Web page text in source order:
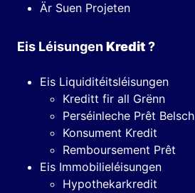
Är Suen Projeten
Eis LéisungenKredit?
Eis Liquiditéitsléisungen
Kreditt fir all Grënn
Perséinleche Prêt Belsch
Konsument Kredit
Remboursement Prêt
Eis Immobilieléisungen
Hypothekarkredit